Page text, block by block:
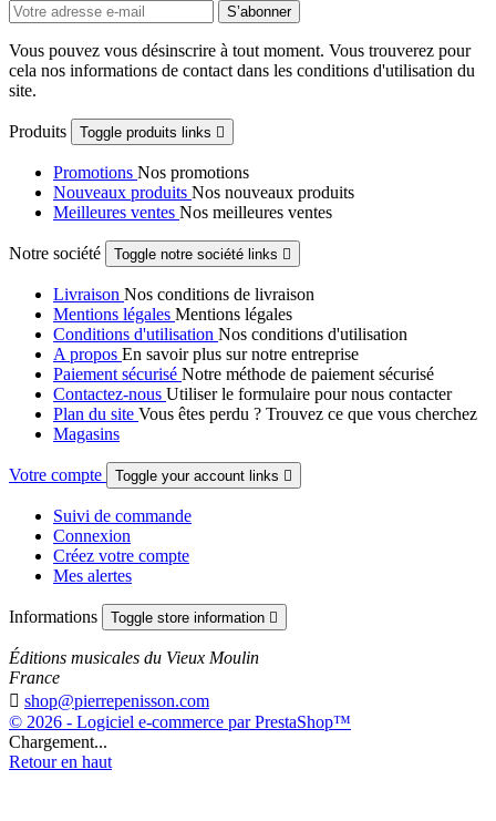
Vous pouvez vous désinscrire à tout moment. Vous trouverez pour
cela nos informations de contact dans les conditions d'utilisation du
site.
Produits Toggle produits links 
Promotions Nos promotions
Nouveaux produits Nos nouveaux produits
Meilleures ventes Nos meilleures ventes
Notre société Toggle notre société links 
Livraison Nos conditions de livraison
Mentions légales Mentions légales
Conditions d'utilisation Nos conditions d'utilisation
A propos En savoir plus sur notre entreprise
Paiement sécurisé Notre méthode de paiement sécurisé
Contactez-nous Utiliser le formulaire pour nous contacter
Plan du site Vous êtes perdu ? Trouvez ce que vous cherchez
Magasins
Votre compte Toggle your account links 
Suivi de commande
Connexion
Créez votre compte
Mes alertes
Informations Toggle store information 
Éditions musicales du Vieux Moulin
France
 shop@pierrepenisson.com
© 2026 - Logiciel e-commerce par PrestaShop™
Chargement...
Retour en haut